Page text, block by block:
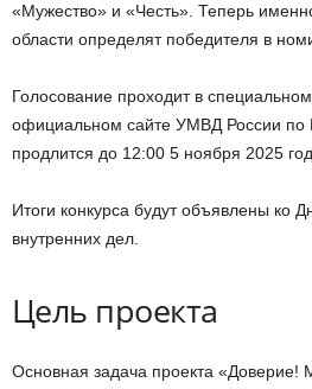
«Мужество» и «Честь». Теперь
области определят победителя в
Голосование проходит в
официальном сайте УМВД России по
продлится до 12:00 5 ноября 2025
Итоги конкурса будут объявлены ко
внутренних дел.
Цель проекта
Основная задача проекта «Доверие!